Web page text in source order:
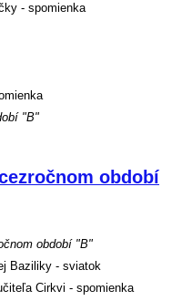
- spomienka
"B"
období
období "B"
Baziliky - sviatok
Cirkvi - spomienka